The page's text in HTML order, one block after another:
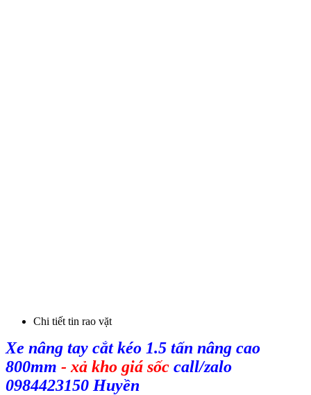
Chi tiết tin rao vặt
Xe nâng tay cắt kéo 1.5 tấn nâng cao
800mm - xả kho giá sốc call/zalo
0984423150 Huyền